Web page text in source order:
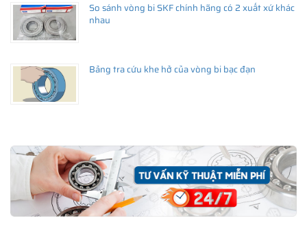
So sánh vòng bi SKF chính hãng có 2 xuất xứ khác
nhau
Bảng tra cứu khe hở của vòng bi bạc đạn